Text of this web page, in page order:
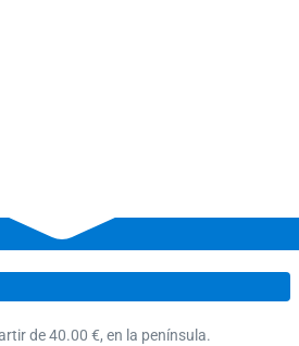
de 40.00 €, en la península.